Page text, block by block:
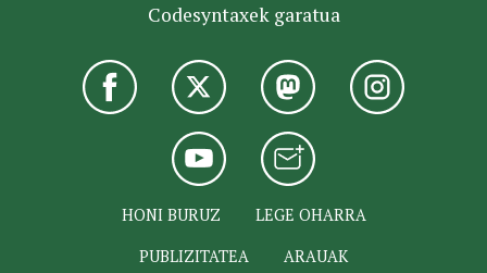
Codesyntaxek garatua
HONI BURUZ
LEGE OHARRA
PUBLIZITATEA
ARAUAK